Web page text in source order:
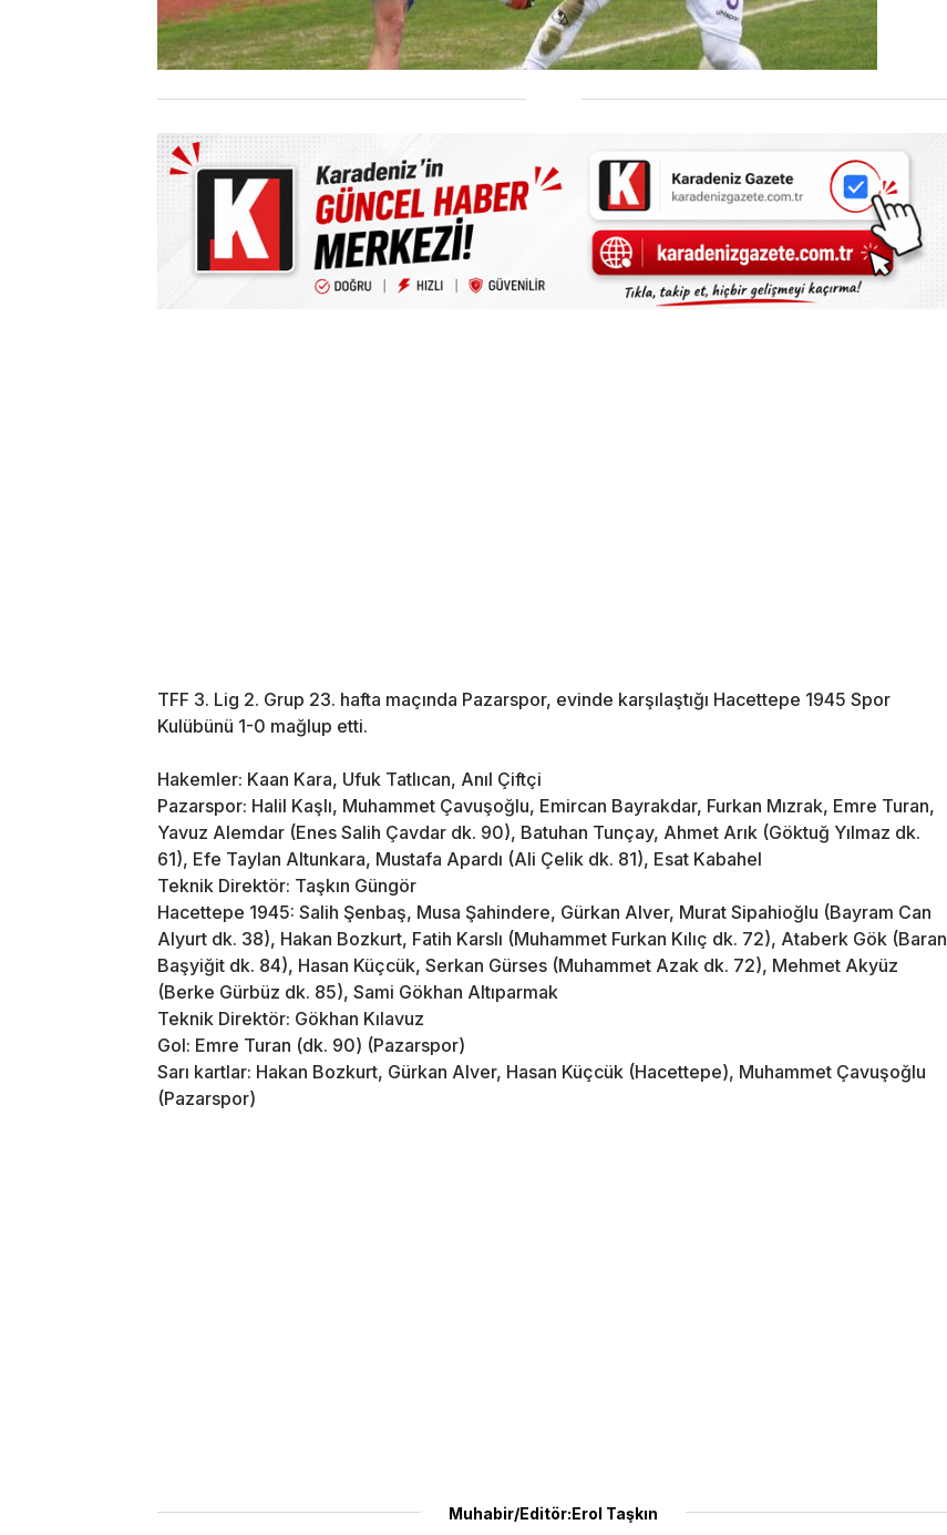
TFF 3. Lig 2. Grup 23. hafta maçında Pazarspor, evinde karşılaştığı Hacettepe 1945 Spor
Kulübünü 1-0 mağlup etti.
Hakemler: Kaan Kara, Ufuk Tatlıcan, Anıl Çiftçi
Pazarspor: Halil Kaşlı, Muhammet Çavuşoğlu, Emircan Bayrakdar, Furkan Mızrak, Emre Turan,
Yavuz Alemdar (Enes Salih Çavdar dk. 90), Batuhan Tunçay, Ahmet Arık (Göktuğ Yılmaz dk.
61), Efe Taylan Altunkara, Mustafa Apardı (Ali Çelik dk. 81), Esat Kabahel
Teknik Direktör: Taşkın Güngör
Hacettepe 1945: Salih Şenbaş, Musa Şahindere, Gürkan Alver, Murat Sipahioğlu (Bayram Can
Alyurt dk. 38), Hakan Bozkurt, Fatih Karslı (Muhammet Furkan Kılıç dk. 72), Ataberk Gök (Baran
Başyiğit dk. 84), Hasan Küçcük, Serkan Gürses (Muhammet Azak dk. 72), Mehmet Akyüz
(Berke Gürbüz dk. 85), Sami Gökhan Altıparmak
Teknik Direktör: Gökhan Kılavuz
Gol: Emre Turan (dk. 90) (Pazarspor)
Sarı kartlar: Hakan Bozkurt, Gürkan Alver, Hasan Küçcük (Hacettepe), Muhammet Çavuşoğlu
(Pazarspor)
Muhabir/Editör:Erol Taşkın